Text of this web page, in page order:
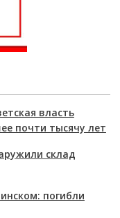
власть
почти тысячу лет
склад
погибли